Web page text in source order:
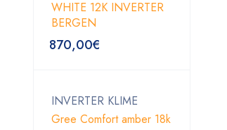
WHITE 12K INVERTER
BERGEN
870,00€
INVERTER KLIME
Gree Comfort amber 18k